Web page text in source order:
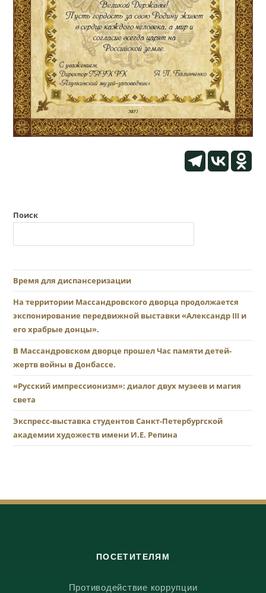
Поиск
Время для диспансеризации
На территории Массандровского дворца продолжается
экспонирование передвижной выставки «Александр III и
его храбрые донцы».
В Массандровском дворце прошел Час памяти детей-
жертв войны в Донбассе.
«Русский импрессионизм»: диалог двух музеев и магия
света
Экспресс-выставка студентов Санкт-Петербургской
академии художеств имени И.Е. Репина
ПОСЕТИТЕЛЯМ
Противодействие коррупции